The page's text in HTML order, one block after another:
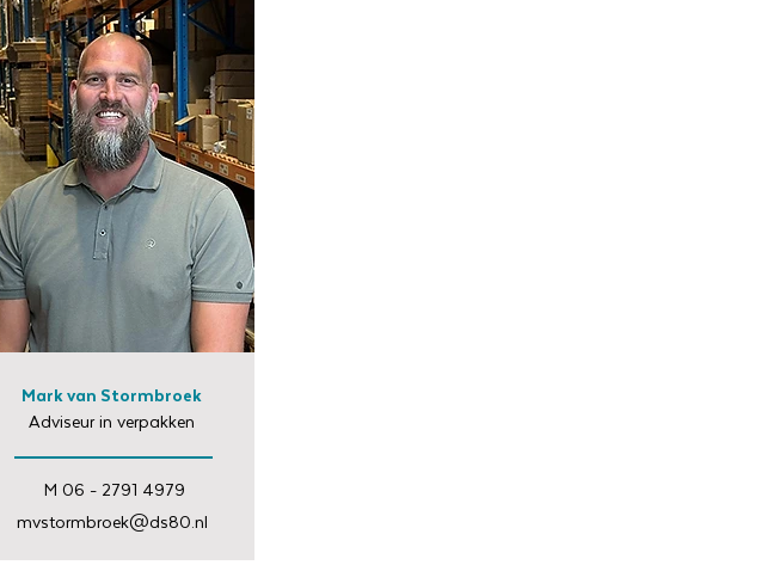
Mark van Stormbroek
Adviseur in verpakken
M 06 - 2791 4979
mvstormbroek@ds80.nl